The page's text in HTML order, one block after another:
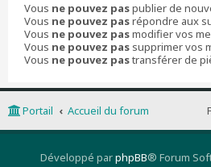
Vous ne pouvez paspublier de
Vous ne pouvez pasrépondre aux
Vous ne pouvez pasmodifier vos
Vous ne pouvez pas supprimer vos
Vous ne pouvez pastransférer de
Portail Accueil du forum
Développé parphpBB® Forum